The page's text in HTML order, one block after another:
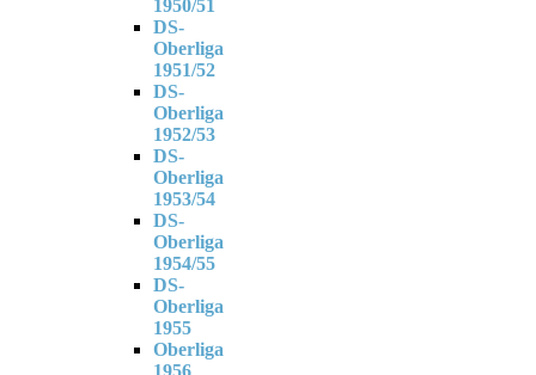
1950/51
DS-
Oberliga
1951/52
DS-
Oberliga
1952/53
DS-
Oberliga
1953/54
DS-
Oberliga
1954/55
DS-
Oberliga
1955
Oberliga
1956